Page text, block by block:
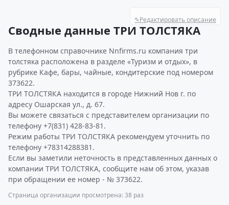
✎Редактировать описание
Сводные данные ТРИ ТОЛСТЯКА
В телефонном справочнике Nnfirms.ru компания три
толстяка расположена в разделе «Туризм и отдых», в
рубрике Кафе, бары, чайные, кондитерские под номером
373622.
ТРИ ТОЛСТЯКА находится в городе Нижний Нов г. по
адресу Ошарская ул., д. 67.
Вы можете связаться с представителем организации по
телефону +7(831) 428-83-81.
Режим работы ТРИ ТОЛСТЯКА рекомендуем уточнить по
телефону +78314288381.
Если вы заметили неточность в представленных данных о
компании ТРИ ТОЛСТЯКА, сообщите нам об этом, указав
при обращении ее номер - № 373622.
Страница организации просмотрена: 38 раз